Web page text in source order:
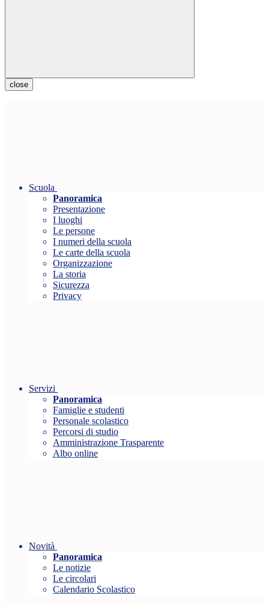
close
Scuola
Panoramica
Presentazione
I luoghi
Le persone
I numeri della scuola
Le carte della scuola
Organizzazione
La storia
Sicurezza
Privacy
Servizi
Panoramica
Famiglie e studenti
Personale scolastico
Percorsi di studio
Amministrazione Trasparente
Albo online
Novità
Panoramica
Le notizie
Le circolari
Calendario Scolastico